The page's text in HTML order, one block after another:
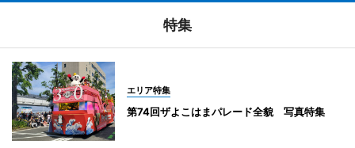
特集
エリア特集
第74回ザよこはまパレード全貌 写真特集